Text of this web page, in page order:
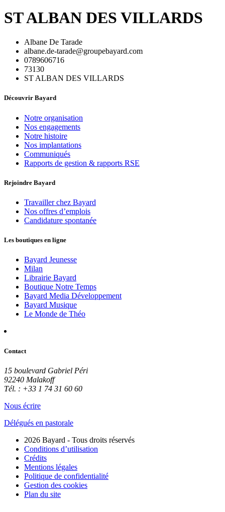
ST ALBAN DES VILLARDS
Albane De Tarade
albane.de-tarade@groupebayard.com
0789606716
73130
ST ALBAN DES VILLARDS
Découvrir Bayard
Notre organisation
Nos engagements
Notre histoire
Nos implantations
Communiqués
Rapports de gestion & rapports RSE
Rejoindre Bayard
Travailler chez Bayard
Nos offres d’emplois
Candidature spontanée
Les boutiques en ligne
Bayard Jeunesse
Milan
Librairie Bayard
Boutique Notre Temps
Bayard Media Développement
Bayard Musique
Le Monde de Théo
Contact
15 boulevard Gabriel Péri
92240 Malakoff
Tél. : +33 1 74 31 60 60
Nous écrire
Délégués en pastorale
2026 Bayard - Tous droits réservés
Conditions d’utilisation
Crédits
Mentions légales
Politique de confidentialité
Gestion des cookies
Plan du site